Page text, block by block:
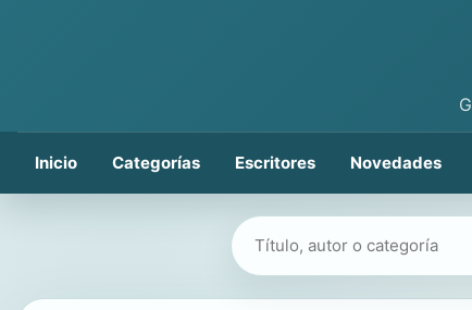
Inicio Categorías Escritores Novedades
Buscar libros